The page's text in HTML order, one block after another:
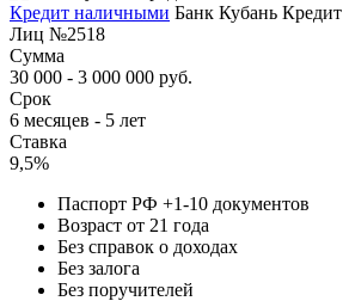
Кредит наличными Банк Кубань Кредит
Лиц №2518
Сумма
30 000 - 3 000 000 руб.
Срок
6 месяцев - 5 лет
Ставка
9,5%
Паспорт РФ +1-10 документов
Возраст от 21 года
Без справок о доходах
Без залога
Без поручителей